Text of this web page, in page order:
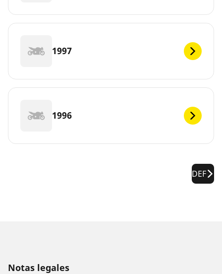
1997
1996
DEF
Notas legales